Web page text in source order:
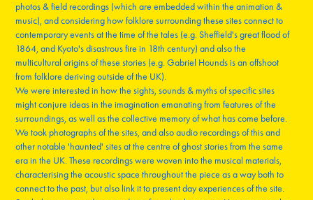
photos & field recordings (which are embedded within the animation &
music), and considering how folklore surrounding these sites connect to
contemporary events at the time of the tales (e.g. Sheffield's great flood of
1864, and Kyoto's disastrous fire in 18th century) and also the
multicultural origins of these stories (e.g. Gabriel Hounds is an offshoot
from folklore deriving outside of the UK).
We were interested in how the sights, sounds & myths of specific sites
might conjure ideas in the imagination emanating from features of the
surroundings, as well as the collective memory of what has come before.
We took photographs of the sites, and also audio recordings of this and
other notable 'haunted' sites at the centre of ghost stories from the same
era in the UK. These recordings were woven into the musical materials,
characterising the acoustic space throughout the piece as a way both to
connect to the past, but also link it to present day experiences of the site.